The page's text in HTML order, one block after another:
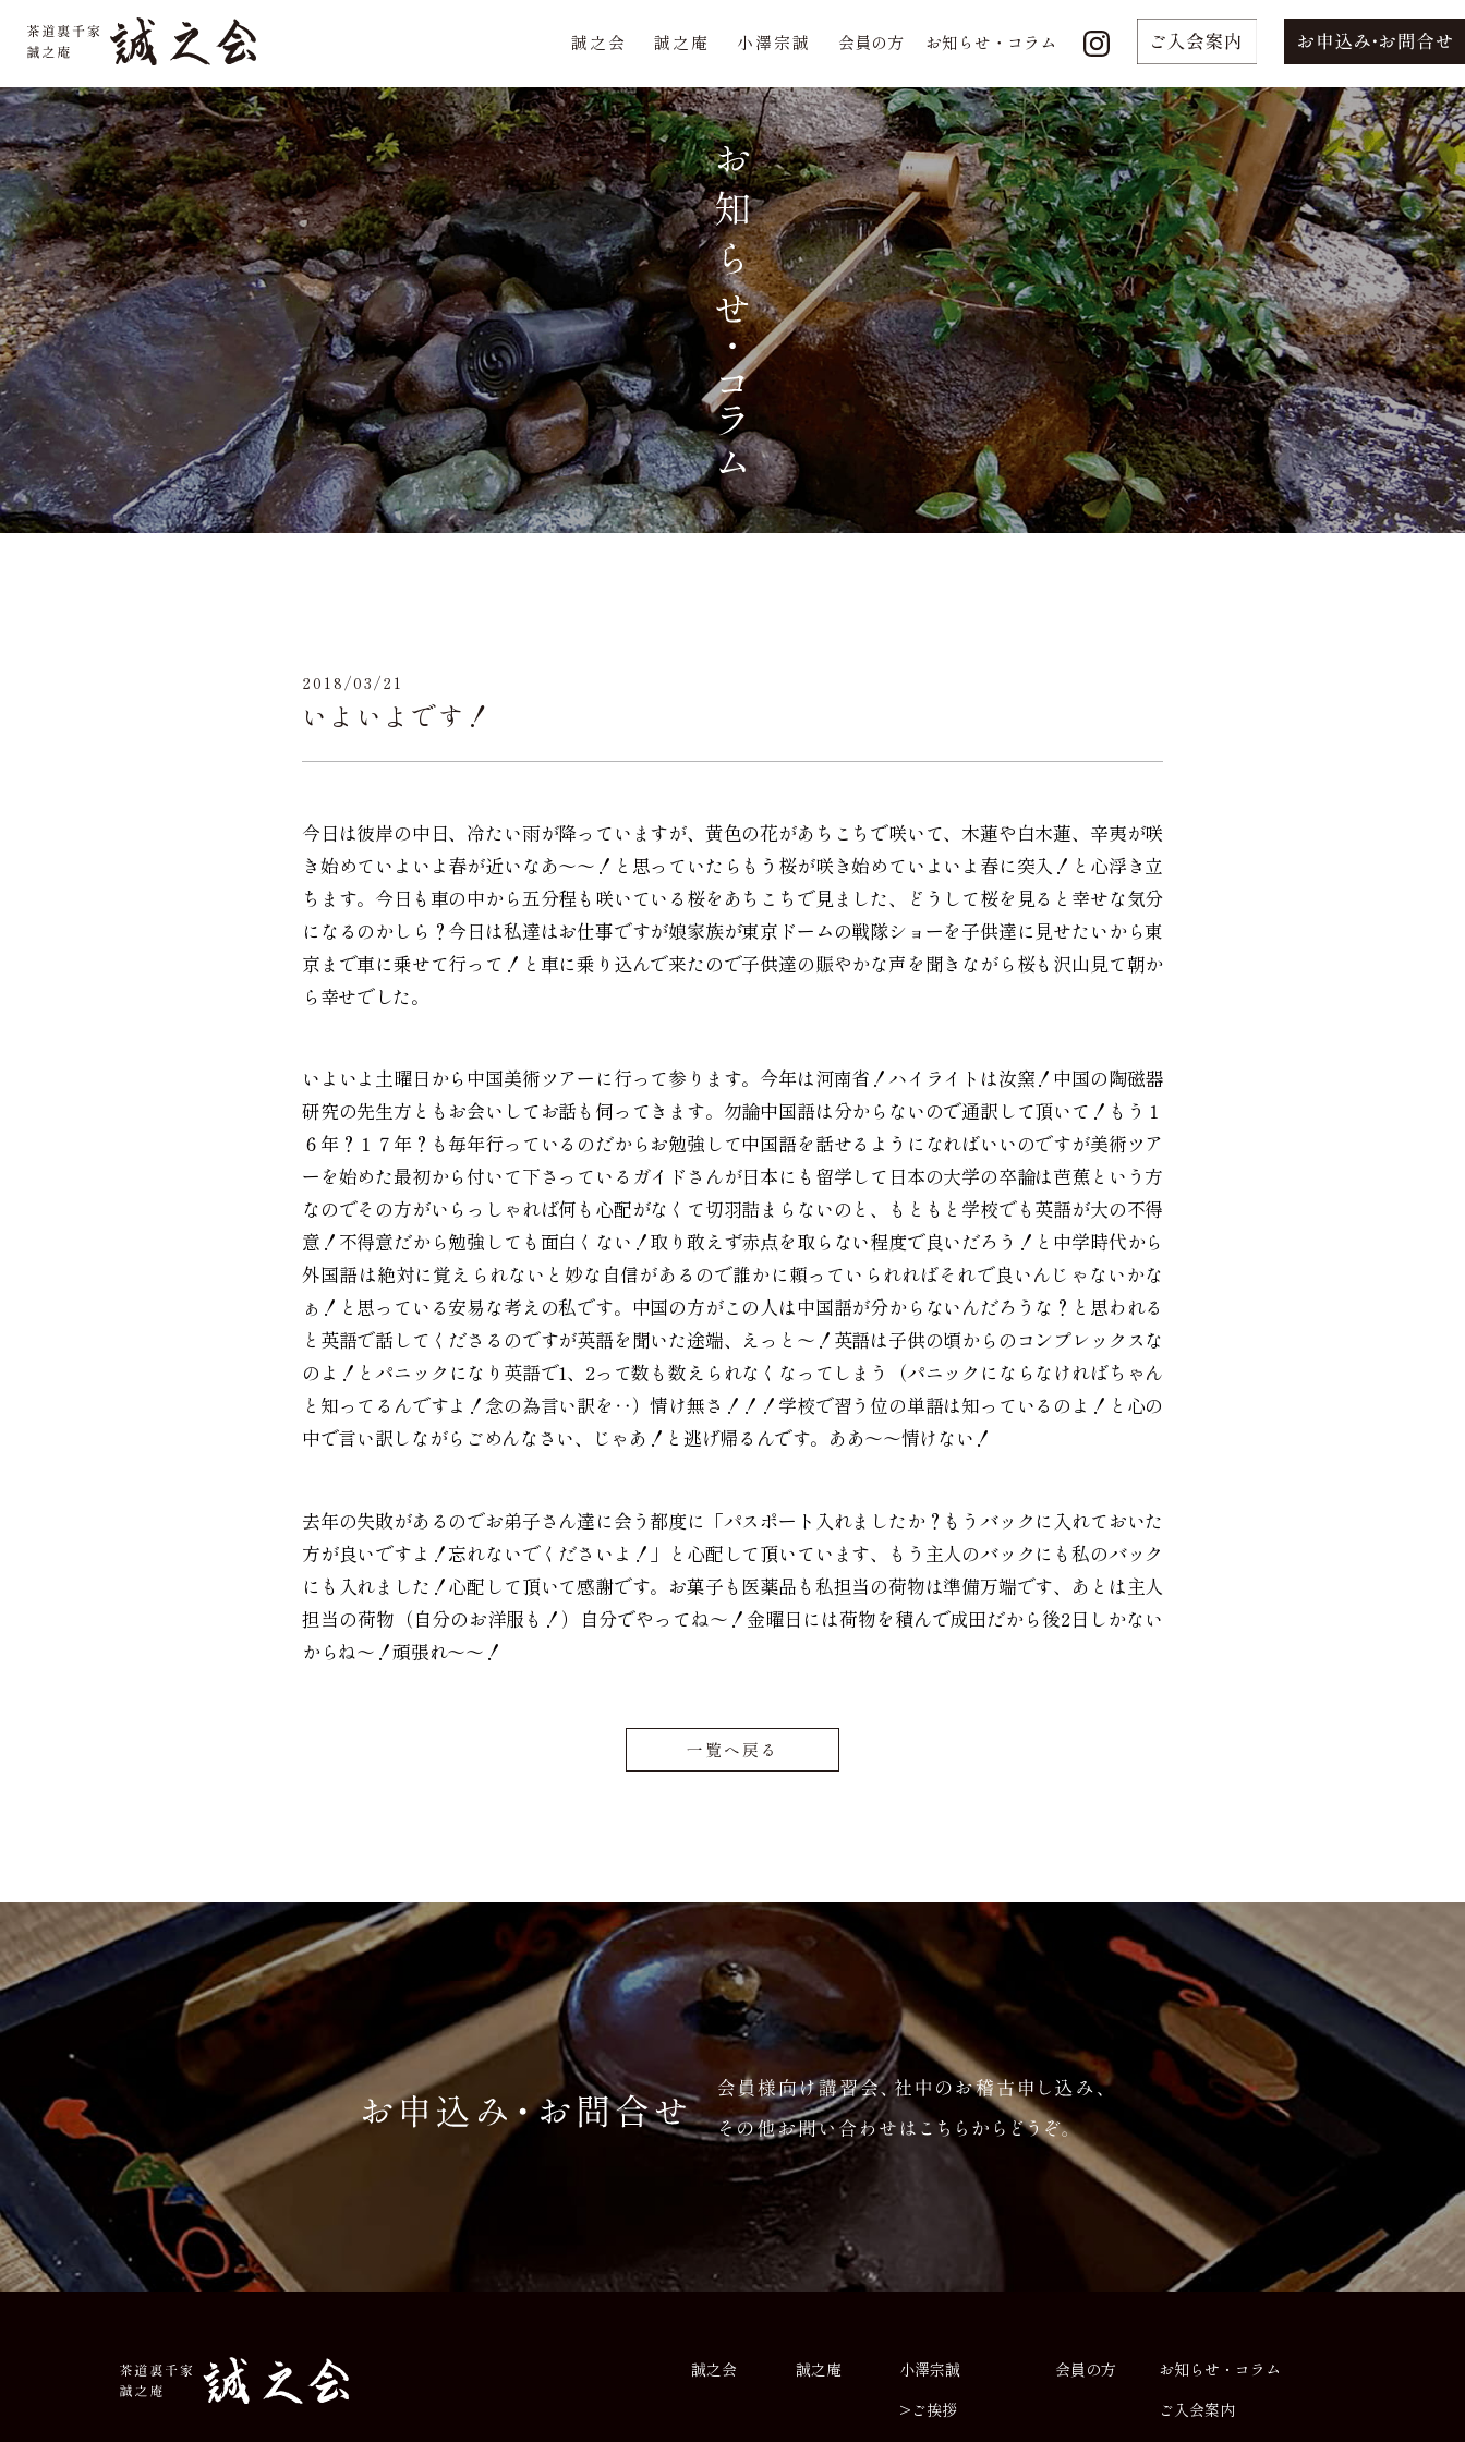
誠之会 誠之庵 小澤宗誠 会員の方 お知らせ・コラム
誠之会 誠之庵 小澤宗誠 会員の方 お知らせ・コラム
2018/03/21
いよいよです！
今日は彼岸の中日、冷たい雨が降っていますが、黄色の花があちこちで咲いて、木蓮や白木蓮、辛夷が咲
き始めていよいよ春が近いなあ〜〜！と思っていたらもう桜が咲き始めていよいよ春に突入！と心浮き立
ちます。今日も車の中から五分程も咲いている桜をあちこちで見ました、どうして桜を見ると幸せな気分
になるのかしら？今日は私達はお仕事ですが娘家族が東京ドームの戦隊ショーを子供達に見せたいから東
京まで車に乗せて行って！と車に乗り込んで来たので子供達の賑やかな声を聞きながら桜も沢山見て朝か
ら幸せでした。
いよいよ土曜日から中国美術ツアーに行って参ります。今年は河南省！ハイライトは汝窯！中国の陶磁器
研究の先生方ともお会いしてお話も伺ってきます。勿論中国語は分からないので通訳して頂いて！もう１
６年？１７年？も毎年行っているのだからお勉強して中国語を話せるようになればいいのですが美術ツア
ーを始めた最初から付いて下さっているガイドさんが日本にも留学して日本の大学の卒論は芭蕉という方
なのでその方がいらっしゃれば何も心配がなくて切羽詰まらないのと、もともと学校でも英語が大の不得
意！不得意だから勉強しても面白くない！取り敢えず赤点を取らない程度で良いだろう！と中学時代から
外国語は絶対に覚えられないと妙な自信があるので誰かに頼っていられればそれで良いんじゃないかな
ぁ！と思っている安易な考えの私です。中国の方がこの人は中国語が分からないんだろうな？と思われる
と英語で話してくださるのですが英語を聞いた途端、えっと〜！英語は子供の頃からのコンプレックスな
のよ！とパニックになり英語で1、2って数も数えられなくなってしまう（パニックにならなければちゃん
と知ってるんですよ！念の為言い訳を‥）情け無さ！！！学校で習う位の単語は知っているのよ！と心の
中で言い訳しながらごめんなさい、じゃあ！と逃げ帰るんです。ああ〜〜情けない！
去年の失敗があるのでお弟子さん達に会う都度に「パスポート入れましたか？もうバックに入れておいた
方が良いですよ！忘れないでくださいよ！」と心配して頂いています、もう主人のバックにも私のバック
にも入れました！心配して頂いて感謝です。お菓子も医薬品も私担当の荷物は準備万端です、あとは主人
担当の荷物（自分のお洋服も！）自分でやってね〜！金曜日には荷物を積んで成田だから後2日しかない
からね〜！頑張れ〜〜！
誠之会 誠之庵
小澤宗誠
>ご挨拶
会員の方
お知らせ・コラム
ご入会案内